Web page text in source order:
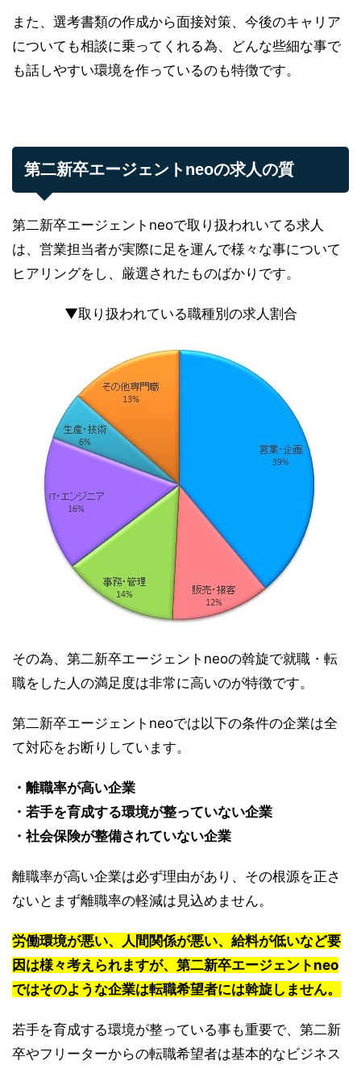
また、選考書類の作成から面接対策、今後のキャリア
についても相談に乗ってくれる為、どんな些細な事で
も話しやすい環境を作っているのも特徴です。
第二新卒エージェントneoの求人の質
第二新卒エージェントneoで取り扱われいてる求人
は、営業担当者が実際に足を運んで様々な事について
ヒアリングをし、厳選されたものばかりです。
▼取り扱われている職種別の求人割合
その為、第二新卒エージェントneoの斡旋で就職・転
職をした人の満足度は非常に高いのが特徴です。
第二新卒エージェントneoでは以下の条件の企業は全
て対応をお断りしています。
・離職率が高い企業
・若手を育成する環境が整っていない企業
・社会保険が整備されていない企業
離職率が高い企業は必ず理由があり、その根源を正さ
ないとまず離職率の軽減は見込めません。
労働環境が悪い、人間関係が悪い、給料が低いなど要
因は様々考えられますが、第二新卒エージェントneo
ではそのような企業は転職希望者には斡旋しません。
若手を育成する環境が整っている事も重要で、第二新
卒やフリーターからの転職希望者は基本的なビジネス